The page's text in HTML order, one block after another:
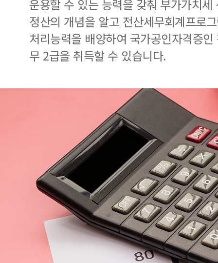
운용할 수 있는 능력을 갖춰 부가가치
정산의 개념을 알고 전산세무회계프로
처리능력을 배양하여 국가공인자격증
무 2급을 취득할 수 있습니다.